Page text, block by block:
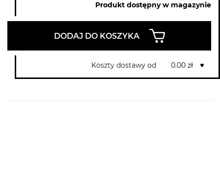
Produkt dostępny w magazynie
DODAJ DO KOSZYKA
Koszty dostawy od 0.00 zł